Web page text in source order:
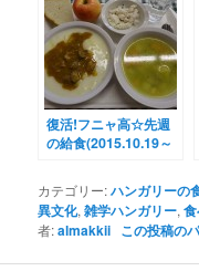
復活!フニャ高☆先週
の給食(2015.10.19～
カテゴリー:ハンガリーの
異文化,雑学ハンガリー,
者:almakkii この投稿の